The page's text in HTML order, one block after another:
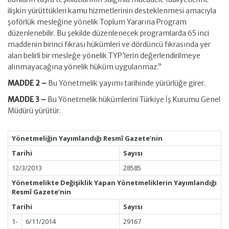
ilişkin yürüttükleri kamu hizmetlerinin desteklenmesi amacıyla
şoförlük mesleğine yönelik Toplum Yararına Program
düzenlenebilir. Bu şekilde düzenlenecek programlarda 65 inci
maddenin birinci fıkrası hükümleri ve dördüncü fıkrasında yer
alan belirli bir mesleğe yönelik TYP’lerin değerlendirilmeye
alınmayacağına yönelik hüküm uygulanmaz.”
MADDE 2 – Bu Yönetmelik yayımı tarihinde yürürlüğe girer.
MADDE 3 – Bu Yönetmelik hükümlerini Türkiye İş Kurumu Genel
Müdürü yürütür.
Yönetmeliğin Yayımlandığı Resmî Gazete’nin
Tarihi
Sayısı
12/3/2013
28585
Yönetmelikte Değişiklik Yapan Yönetmeliklerin Yayımlandığı
Resmî Gazete’nin
Tarihi
Sayısı
1-
6/11/2014
29167